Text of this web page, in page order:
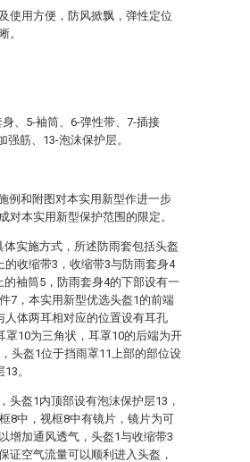
使用方便，防风掀飘，弹性定位
。
、5-袖筒、6-弹性带、7-插接
筋、13-泡沫保护层。
例和附图对本实用新型作进一步
本实用新型保护范围的限定。
实施方式，所述防雨套包括头盔
收缩带3，收缩带3与防雨套身4
袖筒5，防雨套身4的下部设有一
7，本实用新型优选头盔1的前端
体两耳相对应的位置设有耳孔
罩10为三角状，耳罩10的后端为开
头盔1位于挡雨罩11上部的部位设
。
头盔1内顶部设有泡沫保护层13，
8中，视框8中有镜片，镜片为可
增加通风透气，头盔1与收缩带3
证空气流量可以顺利进入头盔，